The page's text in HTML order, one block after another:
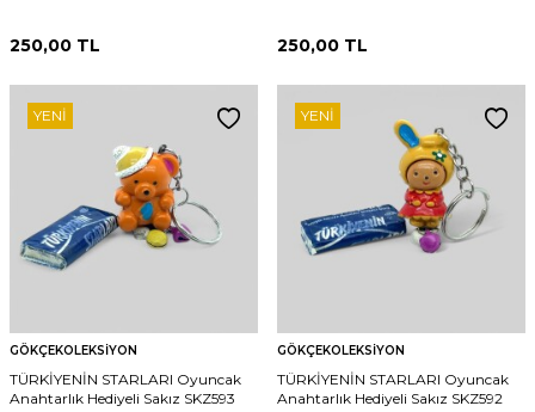
250,00 TL 250,00 TL
YENI
GÖKÇEKOLEKSIYON
TÜRKİYENİN STARLARI Oyuncak
Anahtarlık Hediyeli Sakız SKZ593
YENI
GÖKÇEKOLEKSIYON
TÜRKİYENİN STARLARI Oyuncak
Anahtarlık Hediyeli Sakız SKZ592